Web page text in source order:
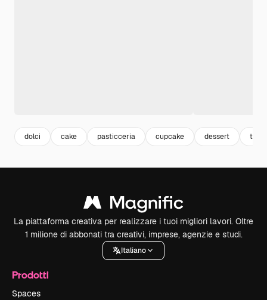
dolci cake pasticceria cupcake dessert torta
La piattaforma creativa per realizzare i tuoi migliori lavori. Oltre
1 milione di abbonati tra creativi, imprese, agenzie e studi.
Italiano
Prodotti
Spaces